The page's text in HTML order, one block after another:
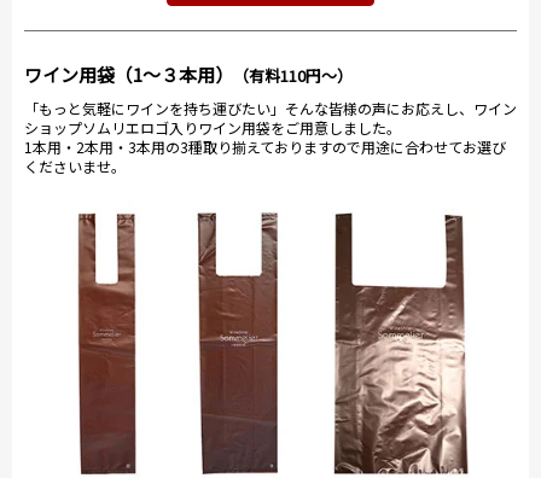
ワイン用袋（1～３本用） （有料110円～）
「もっと気軽にワインを持ち運びたい」そんな皆様の声にお応えし、ワイン
ショップソムリエロゴ入りワイン用袋をご用意しました。
1本用・2本用・3本用の3種取り揃えておりますので用途に合わせてお選び
くださいませ。